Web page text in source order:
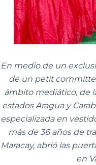
En medio de un
de un petit
ámbito mediático, de
estados Aragua y
especializada en
más de 36 años de
Maracay, abrió las
en